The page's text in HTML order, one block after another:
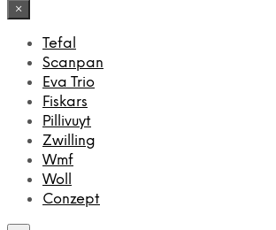
×
Tefal
Scanpan
Eva Trio
Fiskars
Pillivuyt
Zwilling
Wmf
Woll
Conzept